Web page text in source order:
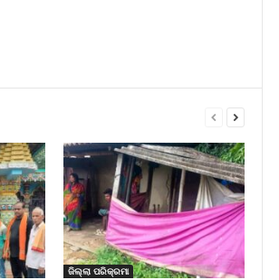
ଜିଲ୍ଲା ପରିକ୍ରମା